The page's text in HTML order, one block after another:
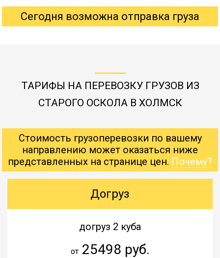
Сегодня возможна отправка груза
ТАРИФЫ НА ПЕРЕВОЗКУ ГРУЗОВ ИЗ
СТАРОГО ОСКОЛА В ХОЛМСК
Стоимость грузоперевозки по вашему
направлению может оказаться ниже
представленных на странице цен. Почему?
Догруз
догруз 2 куба
от25498 руб.